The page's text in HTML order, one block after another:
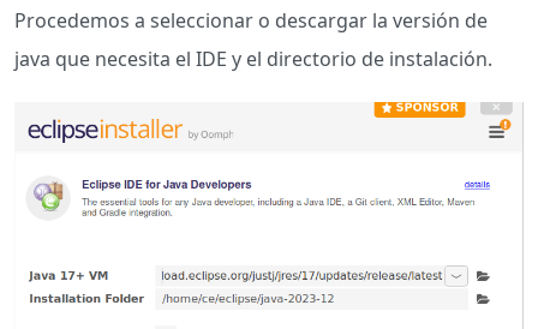
Procedemos a seleccionar o descargar la versión de
java que necesita el IDE y el directorio de instalación.